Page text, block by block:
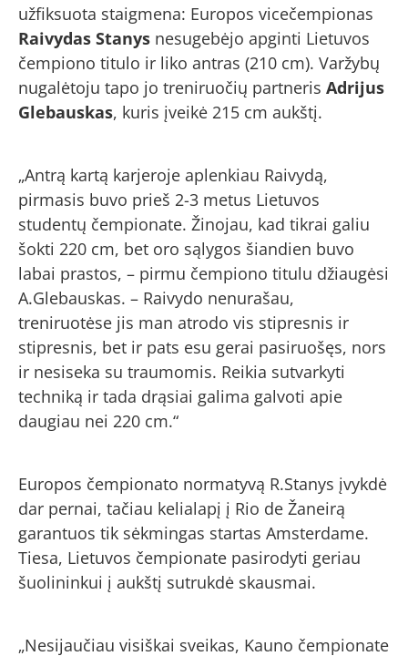
užfiksuota staigmena: Europos vicečempionas
Raivydas Stanys nesugebėjo apginti Lietuvos
čempiono titulo ir liko antras (210 cm). Varžybų
nugalėtoju tapo jo treniruočių partneris Adrijus
Glebauskas, kuris įveikė 215 cm aukštį.
„Antrą kartą karjeroje aplenkiau Raivydą,
pirmasis buvo prieš 2-3 metus Lietuvos
studentų čempionate. Žinojau, kad tikrai galiu
šokti 220 cm, bet oro sąlygos šiandien buvo
labai prastos, – pirmu čempiono titulu džiaugėsi
A.Glebauskas. – Raivydo nenurašau,
treniruotėse jis man atrodo vis stipresnis ir
stipresnis, bet ir pats esu gerai pasiruošęs, nors
ir nesiseka su traumomis. Reikia sutvarkyti
techniką ir tada drąsiai galima galvoti apie
daugiau nei 220 cm.“
Europos čempionato normatyvą R.Stanys įvykdė
dar pernai, tačiau kelialapį į Rio de Žaneirą
garantuos tik sėkmingas startas Amsterdame.
Tiesa, Lietuvos čempionate pasirodyti geriau
šuolininkui į aukštį sutrukdė skausmai.
„Nesijaučiau visiškai sveikas, Kauno čempionate